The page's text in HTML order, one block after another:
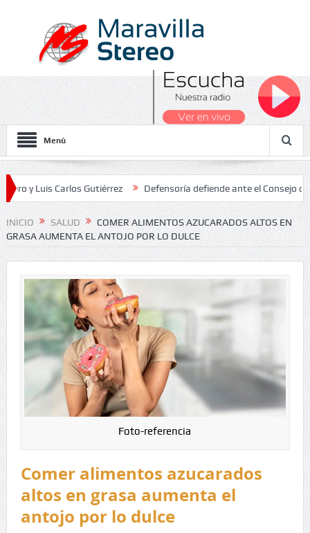
Menú
Carlos Gutiérrez Defensoría defiende ante el Consejo de Estado
2026
INICIO SALUD
COMER ALIMENTOS AZUCARADOS ALTOS EN
GRASA AUMENTA EL ANTOJO POR LO DULCE
Foto-referencia
Comer alimentos azucarados
altos en grasa aumenta el
antojo por lo dulce